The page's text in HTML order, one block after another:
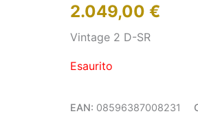
2.049,00 €
Vintage 2 D-SR
Esaurito
EAN: 08596387008231